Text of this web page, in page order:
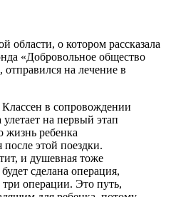
области, о котором рассказала
«Добровольное общество
на лечение в
в сопровождении
на первый этап
жизнь ребенка
этой поездки.
и душевная тоже
сделана операция,
три операции. Это путь,